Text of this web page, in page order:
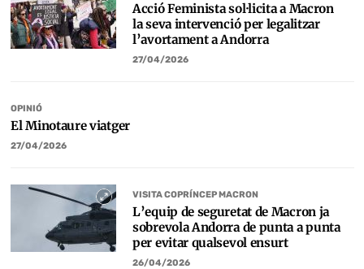
Acció Feminista sol·licita a Macron
la seva intervenció per legalitzar
l’avortament a Andorra
27/04/2026
OPINIÓ
El Minotaure viatger
27/04/2026
VISITA COPRÍNCEP MACRON
L’equip de seguretat de Macron ja
sobrevola Andorra de punta a punta
per evitar qualsevol ensurt
26/04/2026